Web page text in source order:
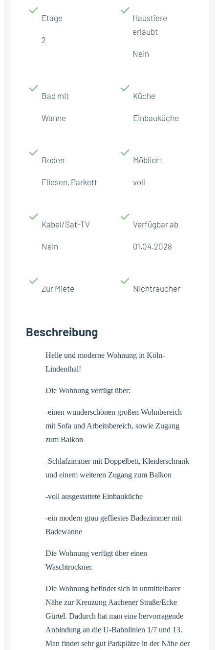
Etage
2
Haustiere
erlaubt
Nein
Bad mit
Wanne
Küche
Einbauküche
Boden
Fliesen, Parkett
Möbliert
voll
Kabel/Sat-TV
Nein
Verfügbar ab
01.04.2028
Zur Miete Nichtraucher
Beschreibung
Helle und moderne Wohnung in Köln-
Lindenthal!
Die Wohnung verfügt über:
-einen wunderschönen großen Wohnbereich
mit Sofa und Arbeitsbereich, sowie Zugang
zum Balkon
-Schlafzimmer mit Doppelbett, Kleiderschrank
und einem weiteren Zugang zum Balkon
-voll ausgestattete Einbauküche
-ein modern grau gefliestes Badezimmer mit
Badewanne
Die Wohnung verfügt über einen
Waschtrockner.
Die Wohnung befindet sich in unmittelbarer
Nähe zur Kreuzung Aachener Straße/Ecke
Gürtel. Dadurch hat man eine hervorragende
Anbindung an die U-Bahnlinien 1/7 und 13.
Man findet sehr gut Parkplätze in der Nähe der